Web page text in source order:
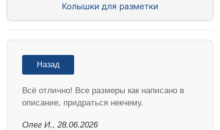
Колышки для разметки
Назад
Всё отлично! Все размеры как написано в
описание, придраться некчему.
Олег И., 28.06.2026